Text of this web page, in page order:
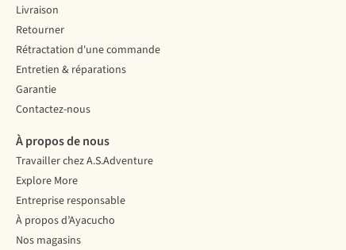
Livraison
Retourner
Rétractation d'une commande
Entretien & réparations
Garantie
Contactez-nous
À propos de nous
Travailler chez A.S.Adventure
Explore More
Entreprise responsable
À propos d’Ayacucho
Nos magasins